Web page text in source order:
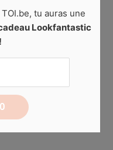
tu auras une
Lookfantastic